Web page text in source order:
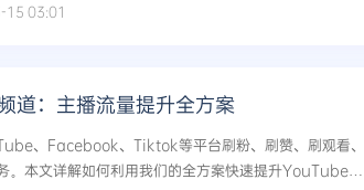
15 03:01
道：主播流量提升全方案
、Facebook、Tiktok等平台刷粉、刷赞、刷观看、
。本文详解如何利用我们的全方案快速提升YouTube频